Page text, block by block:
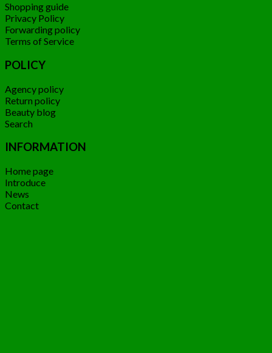
Shopping guide
Privacy Policy
Forwarding policy
Terms of Service
POLICY
Agency policy
Return policy
Beauty blog
Search
INFORMATION
Home page
Introduce
News
Contact